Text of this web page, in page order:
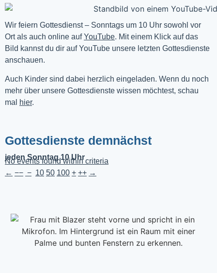
Wir feiern Gottesdienst – Sonntags um 10 Uhr sowohl vor
Ort als auch online auf YouTube. Mit einem Klick auf das
Bild kannst du dir auf YouTube unsere letzten Gottesdienste
anschauen.
Auch Kinder sind dabei herzlich eingeladen. Wenn du noch
mehr über unsere Gottesdienste wissen möchtest, schau
mal
hier.
Gottesdienste demnächst
jeden Sonntag 10 Uhr
No events found within criteria
← −− − 10 50 100 + ++ →